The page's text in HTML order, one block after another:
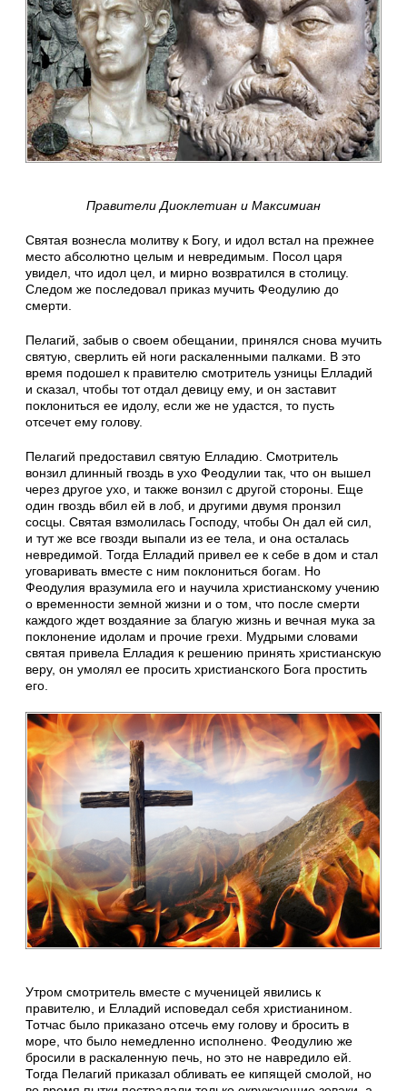
Правители Диоклетиан и Максимиан
Святая вознесла молитву к Богу, и идол встал на прежнее
место абсолютно целым и невредимым. Посол царя
увидел, что идол цел, и мирно возвратился в столицу.
Следом же последовал приказ мучить Феодулию до
смерти.
Пелагий, забыв о своем обещании, принялся снова мучить
святую, сверлить ей ноги раскаленными палками. В это
время подошел к правителю смотритель узницы Елладий
и сказал, чтобы тот отдал девицу ему, и он заставит
поклониться ее идолу, если же не удастся, то пусть
отсечет ему голову.
Пелагий предоставил святую Елладию. Смотритель
вонзил длинный гвоздь в ухо Феодулии так, что он вышел
через другое ухо, и также вонзил с другой стороны. Еще
один гвоздь вбил ей в лоб, и другими двумя пронзил
сосцы. Святая взмолилась Господу, чтобы Он дал ей сил,
и тут же все гвозди выпали из ее тела, и она осталась
невредимой. Тогда Елладий привел ее к себе в дом и стал
уговаривать вместе с ним поклониться богам. Но
Феодулия вразумила его и научила христианскому учению
о временности земной жизни и о том, что после смерти
каждого ждет воздаяние за благую жизнь и вечная мука за
поклонение идолам и прочие грехи. Мудрыми словами
святая привела Елладия к решению принять христианскую
веру, он умолял ее просить христианского Бога простить
его.
Утром смотритель вместе с мученицей явились к
правителю, и Елладий исповедал себя христианином.
Тотчас было приказано отсечь ему голову и бросить в
море, что было немедленно исполнено. Феодулию же
бросили в раскаленную печь, но это не навредило ей.
Тогда Пелагий приказал обливать ее кипящей смолой, но